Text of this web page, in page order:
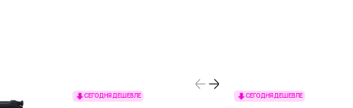
СЕГОДНЯ ДЕШЕВЛЕ СЕГОДНЯ ДЕШЕВЛЕ